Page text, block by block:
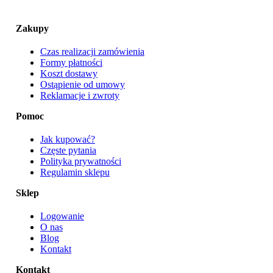
Zakupy
Czas realizacji zamówienia
Formy płatności
Koszt dostawy
Ostąpienie od umowy
Reklamacje i zwroty
Pomoc
Jak kupować?
Częste pytania
Polityka prywatności
Regulamin sklepu
Sklep
Logowanie
O nas
Blog
Kontakt
Kontakt